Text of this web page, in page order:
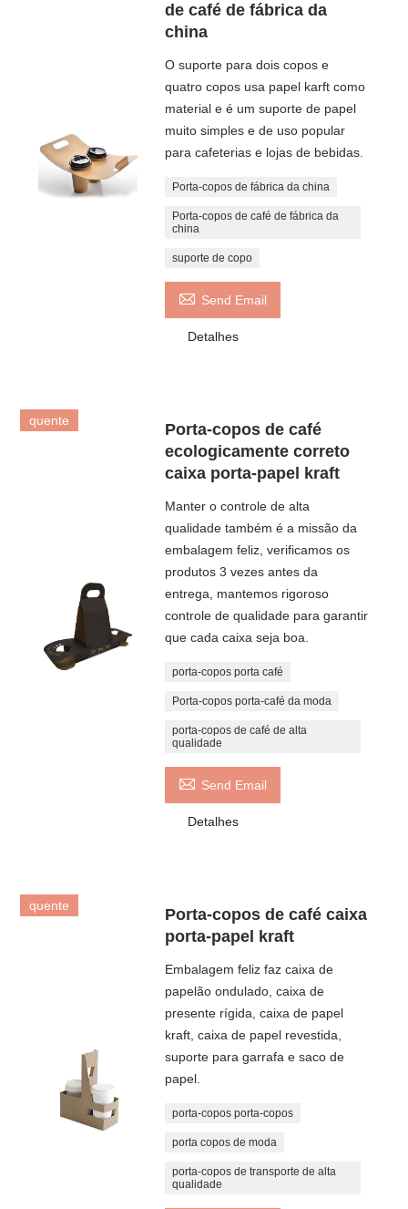
de café de fábrica da
china
O suporte para dois copos e
quatro copos usa papel karft como
material e é um suporte de papel
muito simples e de uso popular
para cafeterias e lojas de bebidas.
Porta-copos de fábrica da china
Porta-copos de café de fábrica da
china
suporte de copo
 Send Email
Detalhes
quente
Porta-copos de café
ecologicamente correto
caixa porta-papel kraft
Manter o controle de alta
qualidade também é a missão da
embalagem feliz, verificamos os
produtos 3 vezes antes da
entrega, mantemos rigoroso
controle de qualidade para garantir
que cada caixa seja boa.
porta-copos porta café
Porta-copos porta-café da moda
porta-copos de café de alta
qualidade
 Send Email
Detalhes
quente
Porta-copos de café caixa
porta-papel kraft
Embalagem feliz faz caixa de
papelão ondulado, caixa de
presente rígida, caixa de papel
kraft, caixa de papel revestida,
suporte para garrafa e saco de
papel.
porta-copos porta-copos
porta copos de moda
porta-copos de transporte de alta
qualidade